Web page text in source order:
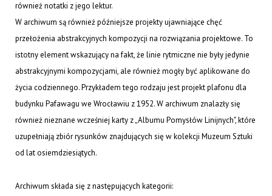
również notatki z jego lektur.
W archiwum są również późniejsze projekty ujawniające chęć
przełożenia abstrakcyjnych kompozycji na rozwiązania projektowe. To
istotny element wskazujący na fakt, że linie rytmiczne nie były jedynie
abstrakcyjnymi kompozycjami, ale również mogły być aplikowane do
życia codziennego. Przykładem tego rodzaju jest projekt plafonu dla
budynku Pafawagu we Wrocławiu z 1952. W archiwum znalazły się
również nieznane wcześniej karty z „Albumu Pomysłów Linijnych", które
uzupełniają zbiór rysunków znajdujących się w kolekcji Muzeum Sztuki
od lat osiemdziesiątych.
Archiwum składa się z następujących kategorii: